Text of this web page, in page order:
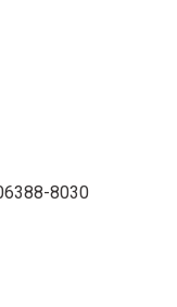
8030